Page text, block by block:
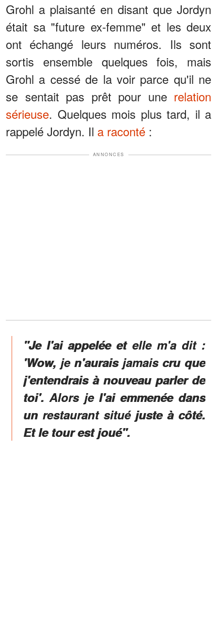
Grohl a plaisanté en disant que Jordyn
était sa "future ex-femme" et les deux
ont échangé leurs numéros. Ils sont
sortis ensemble quelques fois, mais
Grohl a cessé de la voir parce qu'il ne
se sentait pas prêt pour une relation
sérieuse. Quelques mois plus tard, il a
rappelé Jordyn. Il a raconté :
ANNONCES
"Je l'ai appelée et elle m'a dit :
'Wow, je n'aurais jamais cru que
j'entendrais à nouveau parler de
toi'. Alors je l'ai emmenée dans
un restaurant situé juste à côté.
Et le tour est joué".